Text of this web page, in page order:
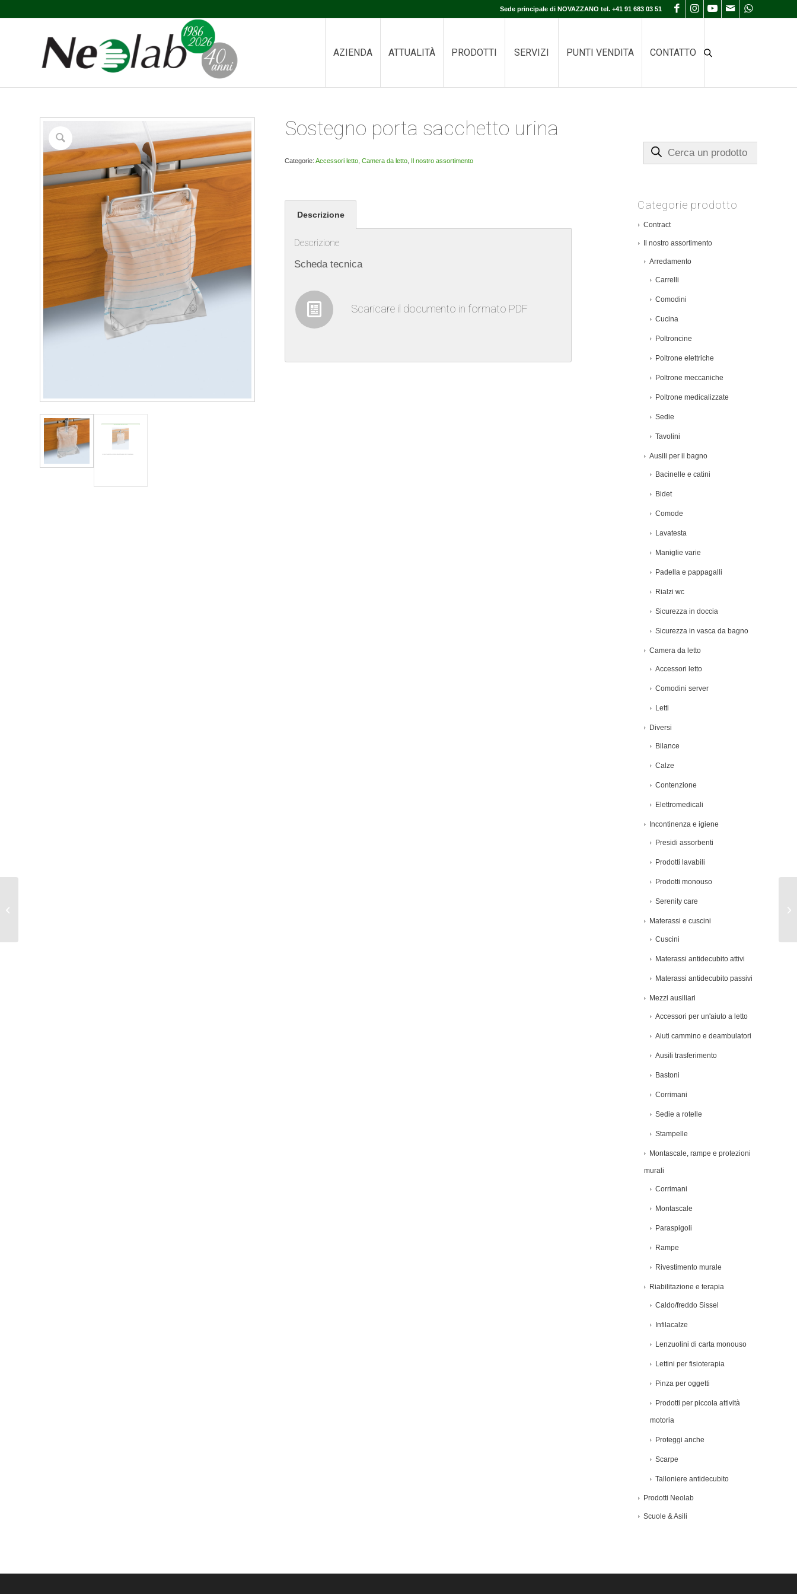
Sede principale di NOVAZZANO tel. +41 91 683 03 51
AZIENDA ATTUALITÀ PRODOTTI SERVIZI PUNTI VENDITA CONTATTO
Sostegno porta sacchetto urina
Categorie: Accessori letto Camera da letto Il nostro assortimento
Descrizione
Descrizione
Scheda tecnica
Scaricare il documento in formato PDF
Cerca un prodotto
Categorie prodotto
Contract
Il nostro assortimento
Arredamento
Carrelli
Comodini
Cucina
Poltroncine
Poltrone elettriche
Poltrone meccaniche
Poltrone medicalizzate
Sedie
Tavolini
Ausili per il bagno
Bacinelle e catini
Bidet
Comode
Lavatesta
Maniglie varie
Padella e pappagalli
Rialzi wc
Sicurezza in doccia
Sicurezza in vasca da bagno
Camera da letto
Accessori letto
Comodini server
Letti
Diversi
Bilance
Calze
Contenzione
Elettromedicali
Incontinenza e igiene
Presidi assorbenti
Prodotti lavabili
Prodotti monouso
Serenity care
Materassi e cuscini
Cuscini
Materassi antidecubito attivi
Materassi antidecubito passivi
Mezzi ausiliari
Accessori per un'aiuto a letto
Aiuti cammino e deambulatori
Ausili trasferimento
Bastoni
Corrimani
Sedie a rotelle
Stampelle
Montascale, rampe e protezioni
murali
Corrimani
Montascale
Paraspigoli
Rampe
Rivestimento murale
Riabilitazione e terapia
Caldo/freddo Sissel
Infilacalze
Lenzuolini di carta monouso
Lettini per fisioterapia
Pinza per oggetti
Prodotti per piccola attività
motoria
Proteggi anche
Scarpe
Talloniere antidecubito
Prodotti Neolab
Scuole & Asili